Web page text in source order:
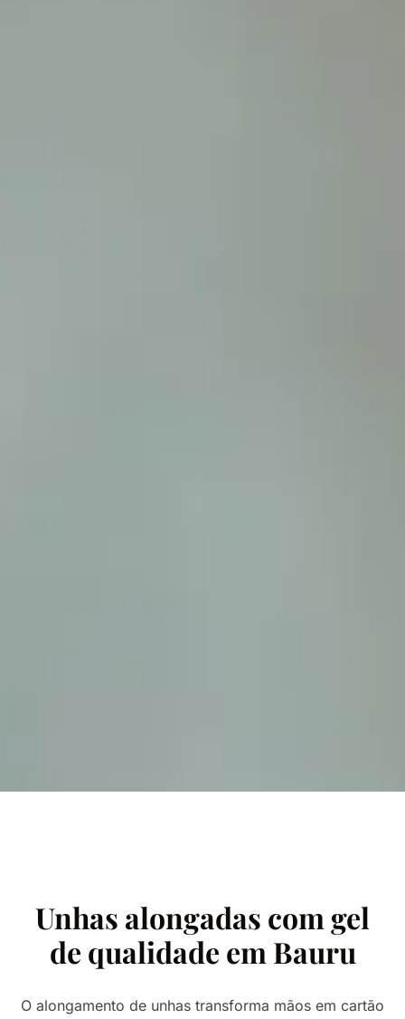
Unhas alongadas com gel
de qualidade em Bauru
O alongamento de unhas transforma mãos em cartão